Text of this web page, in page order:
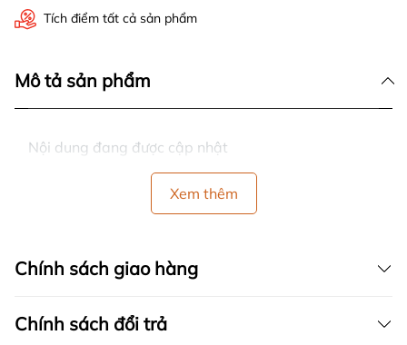
Tích điểm tất cả sản phẩm
Mô tả sản phẩm
Nội dung đang được cập nhật
Xem thêm
Chính sách giao hàng
Chính sách đổi trả